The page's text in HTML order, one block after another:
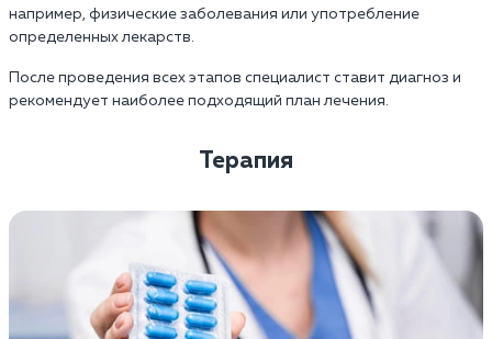
например, физические заболевания или употребление
определенных лекарств.
После проведения всех этапов специалист ставит диагноз и
рекомендует наиболее подходящий план лечения.
Терапия